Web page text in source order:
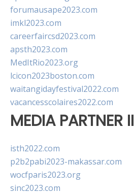
forumausape2023.com
imkl2023.com
careerfaircsd2023.com
apsth2023.com
MedItRio2023.org
lcicon2023boston.com
waitangidayfestival2022.com
vacancesscolaires2022.com
MEDIA PARTNER II
isth2022.com
p2b2pabi2023-makassar.com
wocfparis2023.org
sinc2023.com